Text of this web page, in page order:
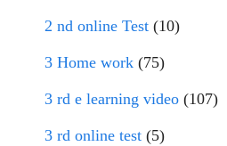
2 nd online Test (10)
3 Home work (75)
3 rd e learning video (107)
3 rd online test (5)